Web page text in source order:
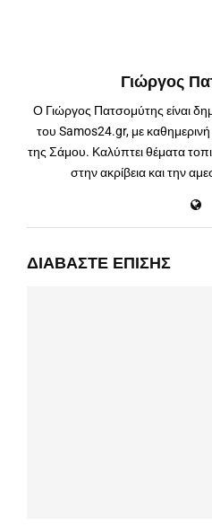
Γιώργος
Ο Γιώργος Πατσομύτης είναι
του Samos24.gr, με
της Σάμου. Καλύπτει θέματα
στην ακρίβεια και την
ΔΙΑΒΆΣΤΕ ΕΠΊΣΗΣ